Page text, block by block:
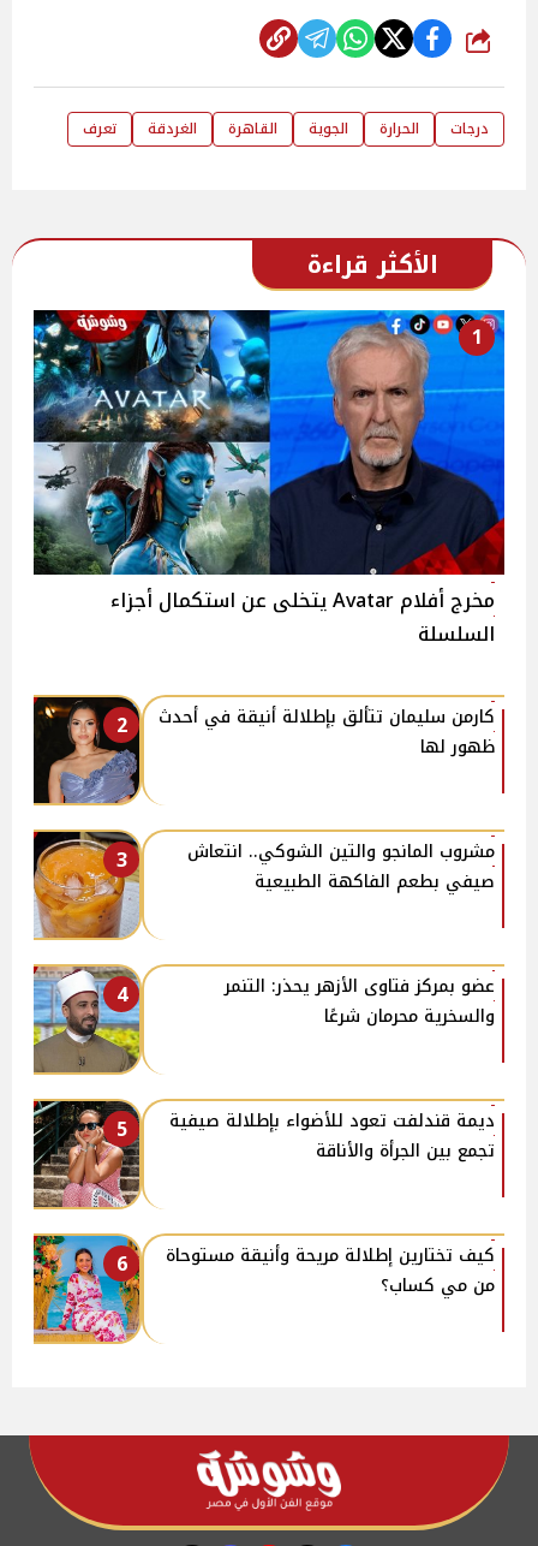
شارك
درجات الحرارة الجوية القاهرة الغردقة تعرف
الأكثر قراءة
1
مخرج أفلام Avatar يتخلى عن استكمال أجزاء
السلسلة
2
كارمن سليمان تتألق بإطلالة أنيقة في أحدث
ظهور لها
3
مشروب المانجو والتين الشوكي.. انتعاش
صيفي بطعم الفاكهة الطبيعية
4
عضو بمركز فتاوى الأزهر يحذر: التنمر
والسخرية محرمان شرعًا
5
ديمة قندلفت تعود للأضواء بإطلالة صيفية
تجمع بين الجرأة والأناقة
6
كيف تختارين إطلالة مريحة وأنيقة مستوحاة
من مي كساب؟